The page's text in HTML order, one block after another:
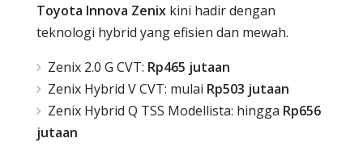
Toyota Innova Zenix kini hadir dengan
teknologi hybrid yang efisien dan mewah.
Zenix 2.0 G CVT: Rp465 jutaan
Zenix Hybrid V CVT: mulai Rp503 jutaan
Zenix Hybrid Q TSS Modellista: hingga Rp656
jutaan